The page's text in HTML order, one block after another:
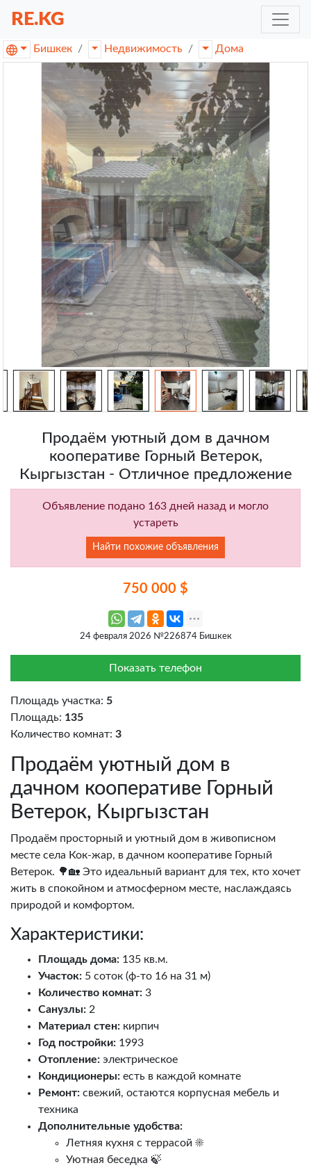
RE.KG
Бишкек Недвижимость Дома
Продаём уютный дом в дачном
кооперативе Горный Ветерок,
Кыргызстан - Отличное предложение
Объявление подано 163 дней назад и могло
устареть
Найти похожие объявления
750 000 $
24 февраля 2026 №226874 Бишкек
Показать телефон
Площадь участка: 5
Площадь: 135
Количество комнат: 3
Продаём уютный дом в
дачном кооперативе Горный
Ветерок, Кыргызстан
Продаём просторный и уютный дом в живописном
месте села Кок-жар, в дачном кооперативе Горный
Ветерок. 🌳🏡 Это идеальный вариант для тех, кто хочет
жить в спокойном и атмосферном месте, наслаждаясь
природой и комфортом.
Характеристики:
Площадь дома: 135 кв.м.
Участок: 5 соток (ф-то 16 на 31 м)
Количество комнат: 3
Санузлы: 2
Материал стен: кирпич
Год постройки: 1993
Отопление: электрическое
Кондиционеры: есть в каждой комнате
Ремонт: свежий, остаются корпусная мебель и
техника
Дополнительные удобства:
Летняя кухня с террасой ☀️
Уютная беседка 🍃